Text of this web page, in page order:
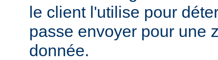
le client l'utilise pour
passe envoyer pour une
donnée.